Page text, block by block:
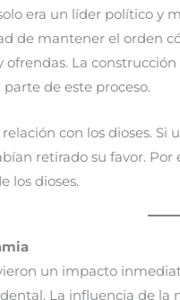
era un líder político
de mantener el orden
ofrendas. La
de este proceso.
con los dioses.
retirado su favor.
los dioses.
un impacto
La influencia de la